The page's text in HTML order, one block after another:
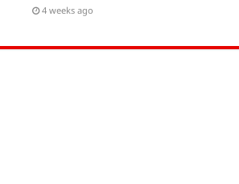
4 weeks ago